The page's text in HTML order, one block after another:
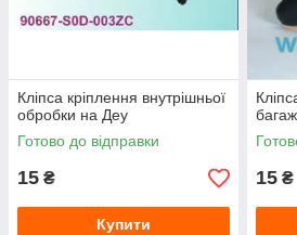
Кліпса кріплення внутрішньої
обробки на Деу
Готово до відправки
15 ₴
Купити
15 ₴